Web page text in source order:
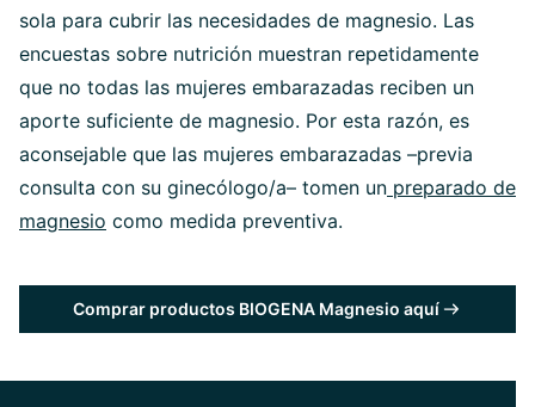
sola para cubrir las necesidades de magnesio. Las
encuestas sobre nutrición muestran repetidamente
que no todas las mujeres embarazadas reciben un
aporte suficiente de magnesio. Por esta razón, es
aconsejable que las mujeres embarazadas –previa
consulta con su ginecólogo/a– tomen un preparado de
magnesio como medida preventiva.
Comprar productos BIOGENA Magnesio aquí